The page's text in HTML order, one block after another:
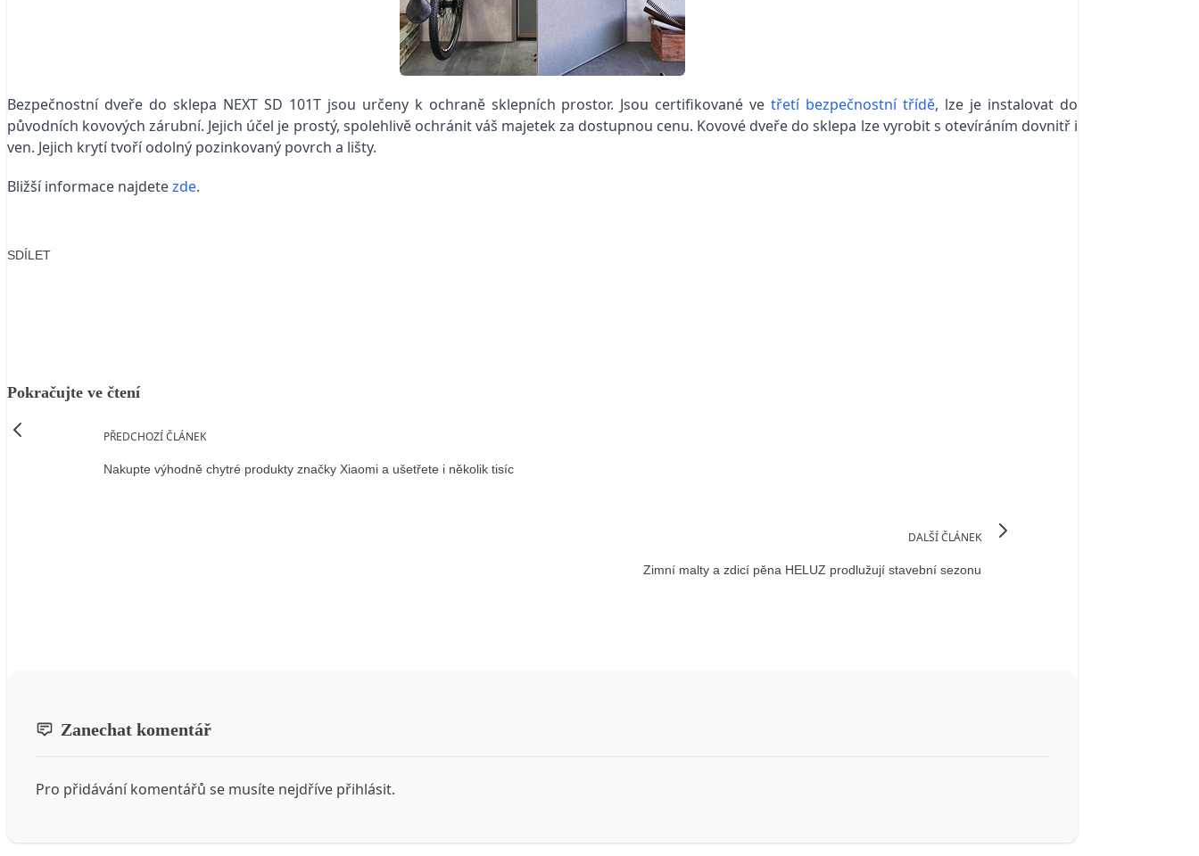
Bezpečnostní dveře do sklepa NEXT SD 101T jsou určeny k ochraně sklepních prostor. Jsou certifikované vetřetí bezpečnostní třídě, lze je instalovat do
původních kovových zárubní. Jejich účel je prostý, spolehlivě ochránit váš majetek za dostupnou cenu. Kovové dveře do sklepa lze vyrobit s otevíráním dovnitř i
ven. Jejich krytí tvoří odolný pozinkovaný povrch a lišty.
Bližší informace najdetezde.
SDÍLET
Pokračujte ve čtení
PŘEDCHOZÍ ČLÁNEK
Nakupte výhodně chytré produkty značky Xiaomi a ušetřete i několik tisíc
DALŠÍ ČLÁNEK
Zimní malty a zdicí pěna HELUZ prodlužují stavební sezonu
Zanechat komentář
Pro přidávání komentářů se musíte nejdříve přihlásit.